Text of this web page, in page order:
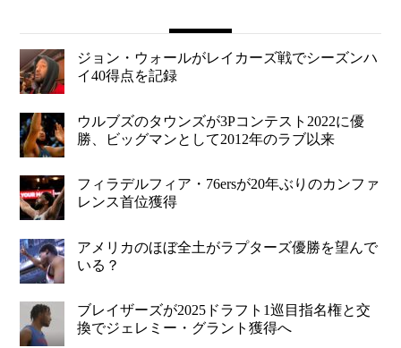
ジョン・ウォールがレイカーズ戦でシーズンハ
イ40得点を記録
ウルブズのタウンズが3Pコンテスト2022に優
勝、ビッグマンとして2012年のラブ以来
フィラデルフィア・76ersが20年ぶりのカンファ
レンス首位獲得
アメリカのほぼ全土がラプターズ優勝を望んで
いる？
ブレイザーズが2025ドラフト1巡目指名権と交
換でジェレミー・グラント獲得へ